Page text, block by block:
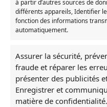
à partir d’autres sources de
différents appareils, Identifier
fonction des informations
automatiquement.
Assurer la sécurité,
fraude et réparer les
présenter des publicités
Enregistrer et
matière de confidentialité.
RUPTURE DE STOCK